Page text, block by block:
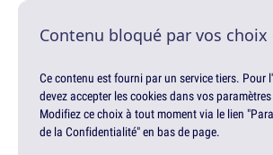
Contenu bloqué par vos choix
Ce contenu est fourni par un service tiers. Pour
devez accepter les cookies dans vos
Modifiez ce choix à tout moment via le lien
de la Confidentialité" en bas de page.